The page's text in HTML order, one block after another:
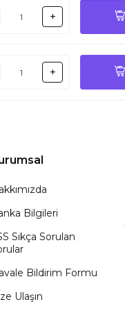
Bilgileri
Sıkça Sorulan
Bildirim Formu
Ulaşın